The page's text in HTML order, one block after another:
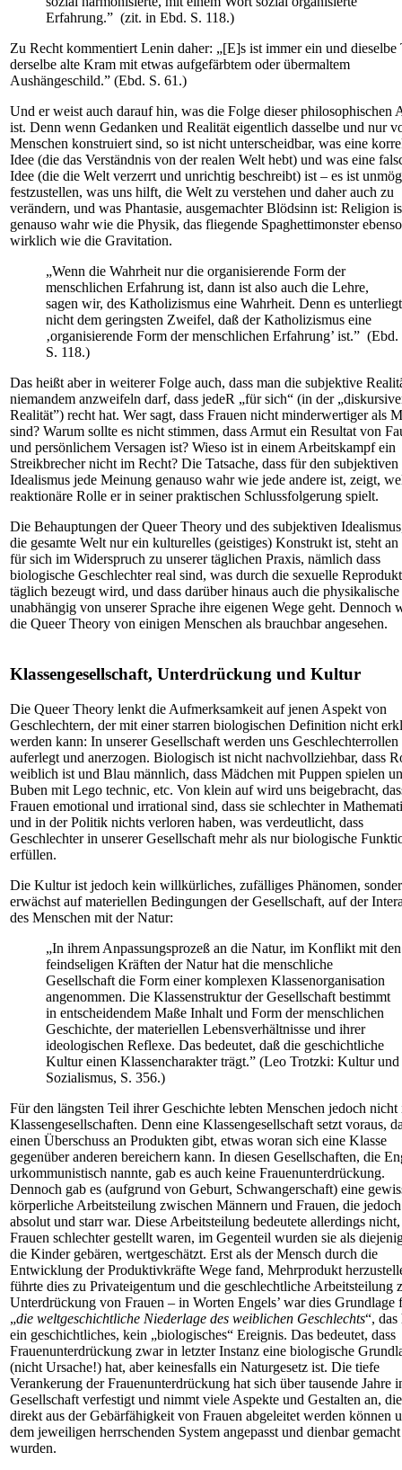
Erfahrung.” (zit. in Ebd. S. 118.)
Zu Recht kommentiert Lenin daher: „[E]s ist immer ein und dieselbe
derselbe alte Kram mit etwas aufgefärbtem oder übermaltem
Aushängeschild.” (Ebd. S. 61.)
Und er weist auch darauf hin, was die Folge dieser philosophischen
ist. Denn wenn Gedanken und Realität eigentlich dasselbe und nur
Menschen konstruiert sind, so ist nicht unterscheidbar, was eine
Idee (die das Verständnis von der realen Welt hebt) und was eine
Idee (die die Welt verzerrt und unrichtig beschreibt) ist – es ist
festzustellen, was uns hilft, die Welt zu verstehen und daher auch zu
verändern, und was Phantasie, ausgemachter Blödsinn ist: Religion
genauso wahr wie die Physik, das fliegende Spaghettimonster ebenso
wirklich wie die Gravitation.
„Wenn die Wahrheit nur die organisierende Form der
menschlichen Erfahrung ist, dann ist also auch die Lehre,
sagen wir, des Katholizismus eine Wahrheit. Denn es unterliegt
nicht dem geringsten Zweifel, daß der Katholizismus eine
‚organisierende Form der menschlichen Erfahrung’ ist.” (Ebd.
S. 118.)
Das heißt aber in weiterer Folge auch, dass man die subjektive
niemandem anzweifeln darf, dass jedeR „für sich“ (in der
Realität”) recht hat. Wer sagt, dass Frauen nicht minderwertiger als
sind? Warum sollte es nicht stimmen, dass Armut ein Resultat von
und persönlichem Versagen ist? Wieso ist in einem Arbeitskampf ein
Streikbrecher nicht im Recht? Die Tatsache, dass für den subjektiven
Idealismus jede Meinung genauso wahr wie jede andere ist, zeigt,
reaktionäre Rolle er in seiner praktischen Schlussfolgerung spielt.
Die Behauptungen der Queer Theory und des subjektiven
die gesamte Welt nur ein kulturelles (geistiges) Konstrukt ist, steht an
für sich im Widerspruch zu unserer täglichen Praxis, nämlich dass
biologische Geschlechter real sind, was durch die sexuelle
täglich bezeugt wird, und dass darüber hinaus auch die
unabhängig von unserer Sprache ihre eigenen Wege geht. Dennoch
die Queer Theory von einigen Menschen als brauchbar angesehen.
Klassengesellschaft, Unterdrückung und Kultur
Die Queer Theory lenkt die Aufmerksamkeit auf jenen Aspekt von
Geschlechtern, der mit einer starren biologischen Definition nicht
werden kann: In unserer Gesellschaft werden uns Geschlechterrollen
auferlegt und anerzogen. Biologisch ist nicht nachvollziehbar, dass
weiblich ist und Blau männlich, dass Mädchen mit Puppen spielen
Buben mit Lego technic, etc. Von klein auf wird uns beigebracht,
Frauen emotional und irrational sind, dass sie schlechter in
und in der Politik nichts verloren haben, was verdeutlicht, dass
Geschlechter in unserer Gesellschaft mehr als nur biologische
erfüllen.
Die Kultur ist jedoch kein willkürliches, zufälliges Phänomen,
erwächst auf materiellen Bedingungen der Gesellschaft, auf der
des Menschen mit der Natur:
„In ihrem Anpassungsprozeß an die Natur, im Konflikt mit den
feindseligen Kräften der Natur hat die menschliche
Gesellschaft die Form einer komplexen Klassenorganisation
angenommen. Die Klassenstruktur der Gesellschaft bestimmt
in entscheidendem Maße Inhalt und Form der menschlichen
Geschichte, der materiellen Lebensverhältnisse und ihrer
ideologischen Reflexe. Das bedeutet, daß die geschichtliche
Kultur einen Klassencharakter trägt.” (Leo Trotzki: Kultur und
Sozialismus, S. 356.)
Für den längsten Teil ihrer Geschichte lebten Menschen jedoch nicht
Klassengesellschaften. Denn eine Klassengesellschaft setzt voraus,
einen Überschuss an Produkten gibt, etwas woran sich eine Klasse
gegenüber anderen bereichern kann. In diesen Gesellschaften, die
urkommunistisch nannte, gab es auch keine Frauenunterdrückung.
Dennoch gab es (aufgrund von Geburt, Schwangerschaft) eine
körperliche Arbeitsteilung zwischen Männern und Frauen, die
absolut und starr war. Diese Arbeitsteilung bedeutete allerdings nicht,
Frauen schlechter gestellt waren, im Gegenteil wurden sie als
die Kinder gebären, wertgeschätzt. Erst als der Mensch durch die
Entwicklung der Produktivkräfte Wege fand, Mehrprodukt
führte dies zu Privateigentum und die geschlechtliche Arbeitsteilung
Unterdrückung von Frauen – in Worten Engels’ war dies Grundlage
„die weltgeschichtliche Niederlage des weiblichen Geschlechts“, das
ein geschichtliches, kein „biologisches“ Ereignis. Das bedeutet, dass
Frauenunterdrückung zwar in letzter Instanz eine biologische
(nicht Ursache!) hat, aber keinesfalls ein Naturgesetz ist. Die tiefe
Verankerung der Frauenunterdrückung hat sich über tausende Jahre
Gesellschaft verfestigt und nimmt viele Aspekte und Gestalten an,
direkt aus der Gebärfähigkeit von Frauen abgeleitet werden können
dem jeweiligen herrschenden System angepasst und dienbar gemacht
wurden.